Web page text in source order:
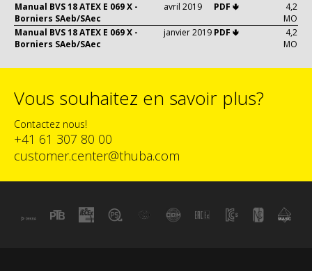
Manual BVS 18 ATEX E 069 X -
Borniers SAeb/SAec
avril 2019 PDF 🢃
4,2
MO
Manual BVS 18 ATEX E 069 X -
Borniers SAeb/SAec
janvier 2019 PDF 🢃
4,2
MO
Vous souhaitez en savoir plus?
Contactez nous!
+41 61 307 80 00
customer.center@thuba.com